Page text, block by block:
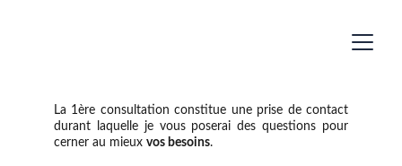
La 1ère consultation constitue une prise de contact
durant laquelle je vous poserai des questions pour
cerner au mieux vos besoins.